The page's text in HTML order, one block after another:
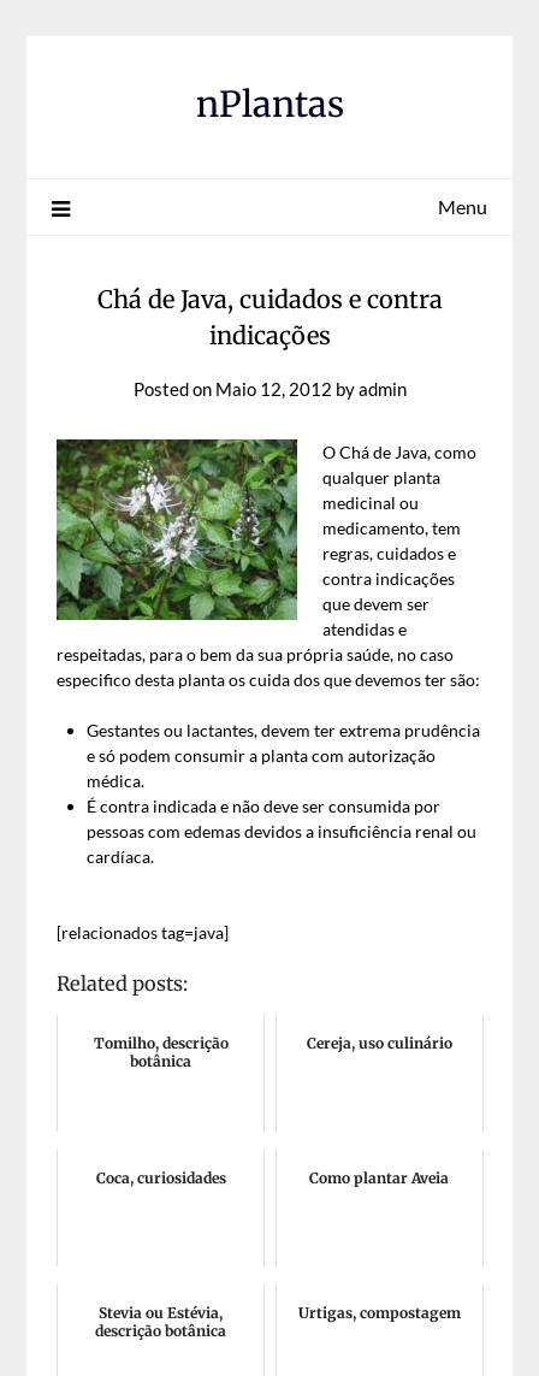
nPlantas
Menu
Chá de Java, cuidados e contra
indicações
Posted on Maio 12, 2012 byadmin
O Chá de Java, como
qualquer planta
medicinal ou
medicamento, tem
regras, cuidados e
contra indicações
que devem ser
atendidas e
respeitadas, para o bem da sua própria saúde, no caso
especifico desta planta os cuida dos que devemos ter são:
Gestantes ou lactantes, devem ter extrema prudência
e só podem consumir a planta com autorização
médica.
É contra indicada e não deve ser consumida por
pessoas com edemas devidos a insuficiência renal ou
cardíaca.
[relacionados tag=java]
Related posts:
Tomilho, descrição
botânica
Cereja, uso culinário
Coca, curiosidades Como plantar Aveia
Stevia ou Estévia,
descrição botânica
Urtigas, compostagem